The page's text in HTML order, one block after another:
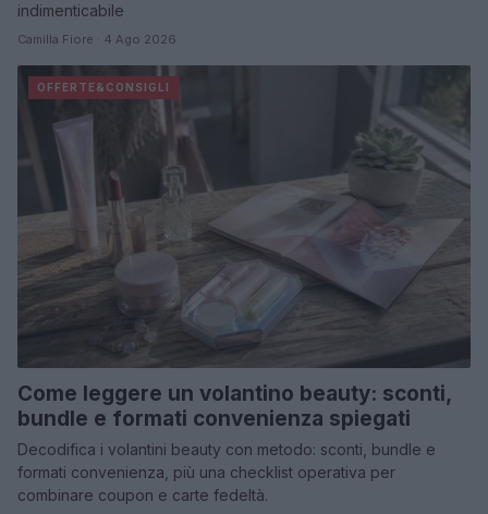
indimenticabile
Camilla Fiore · 4 Ago 2026
OFFERTE&CONSIGLI
Come leggere un volantino beauty: sconti,
bundle e formati convenienza spiegati
Decodifica i volantini beauty con metodo: sconti, bundle e
formati convenienza, più una checklist operativa per
combinare coupon e carte fedeltà.